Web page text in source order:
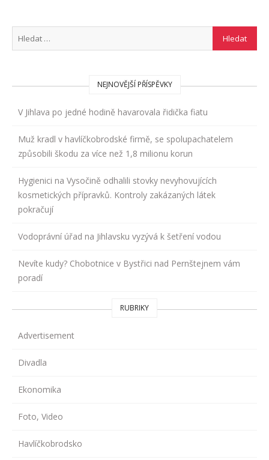
NEJNOVĚJŠÍ PŘÍSPĚVKY
V Jihlava po jedné hodině havarovala řidička fiatu
Muž kradl v havlíčkobrodské firmě, se spolupachatelem
způsobili škodu za více než 1,8 milionu korun
Hygienici na Vysočině odhalili stovky nevyhovujících
kosmetických přípravků. Kontroly zakázaných látek
pokračují
Vodoprávní úřad na Jihlavsku vyzývá k šetření vodou
Nevíte kudy? Chobotnice v Bystřici nad Pernštejnem vám
poradí
RUBRIKY
Advertisement
Divadla
Ekonomika
Foto, Video
Havlíčkobrodsko